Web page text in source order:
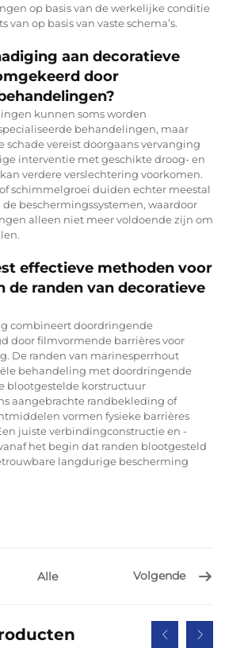
op basis van de werkelijke conditie
van op basis van vaste schema’s.
aan decoratieve
door
kunnen soms worden
behandelingen, maar
vereist doorgaans vervanging
interventie met geschikte droog- en
verdere verslechtering voorkomen.
schimmelgroei duiden echter meestal
beschermingssystemen, waardoor
alleen niet meer voldoende zijn om
effectieve methoden voor
de randen van decoratieve
combineert doordringende
door filmvormende barrières voor
De randen van marinesperrhout
behandeling met doordringende
blootgestelde korstructuur
aangebrachte randbekleding of
vormen fysieke barrières
juiste verbindingconstructie en -
het begin dat randen blootgesteld
langdurige bescherming
Alle Volgende